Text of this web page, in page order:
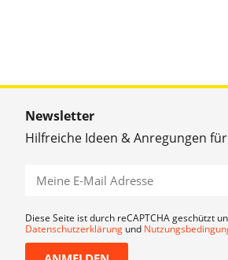
Newsletter
Hilfreiche Ideen & Anregungen
Diese Seite ist durch reCAPTCHA geschützt
Datenschutzerklärung und